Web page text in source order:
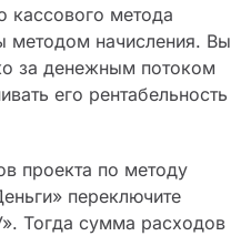
кассового метода
методом начисления. Вы
за денежным потоком
его рентабельность
проекта по методу
переключите
Тогда сумма расходов